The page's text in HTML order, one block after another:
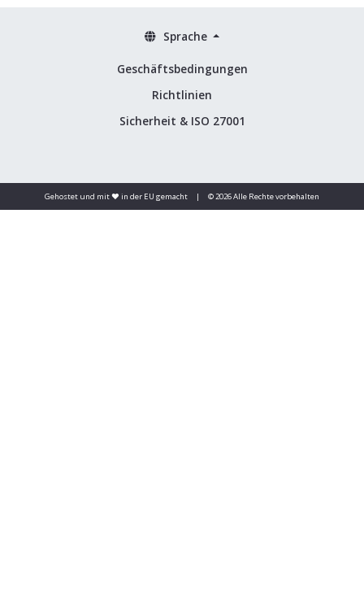
Geschäftsbedingungen
Richtlinien
Sicherheit & ISO 27001
Sprache
Gehostet und mit ❤️ in der EU gemacht | © 2026 Alle Rechte vorbehalten